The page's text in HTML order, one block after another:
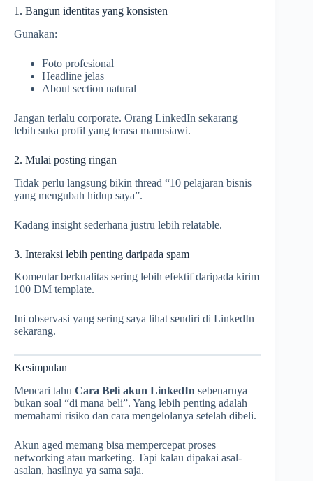
1. Bangun identitas yang konsisten
Gunakan:
Foto profesional
Headline jelas
About section natural
Jangan terlalu corporate. Orang LinkedIn sekarang
lebih suka profil yang terasa manusiawi.
2. Mulai posting ringan
Tidak perlu langsung bikin thread “10 pelajaran bisnis
yang mengubah hidup saya”.
Kadang insight sederhana justru lebih relatable.
3. Interaksi lebih penting daripada spam
Komentar berkualitas sering lebih efektif daripada kirim
100 DM template.
Ini observasi yang sering saya lihat sendiri di LinkedIn
sekarang.
Kesimpulan
Mencari tahu Cara Beli akun LinkedIn sebenarnya
bukan soal “di mana beli”. Yang lebih penting adalah
memahami risiko dan cara mengelolanya setelah dibeli.
Akun aged memang bisa mempercepat proses
networking atau marketing. Tapi kalau dipakai asal-
asalan, hasilnya ya sama saja.